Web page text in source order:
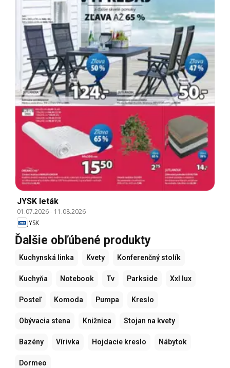
JYSK leták
01.07.2026- 11.08.2026
JYSK
Ďalšie obľúbené produkty
Kuchynská linka Kvety Konferenčný stolík
Kuchyňa Notebook Tv Parkside Xxl lux
Posteľ Komoda Pumpa Kreslo
Obývacia stena Knižnica Stojan na kvety
Bazény Vírivka Hojdacie kreslo Nábytok
Dormeo